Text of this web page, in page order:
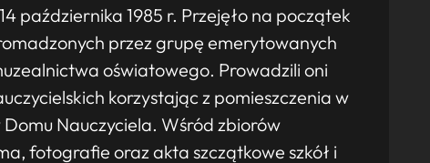
października 1985 r. Przejęło na początek
przez grupę emerytowanych
oświatowego. Prowadzili oni
korzystając z pomieszczenia w
Nauczyciela. Wśród zbiorów
fotografie oraz akta szczątkowe szkół i